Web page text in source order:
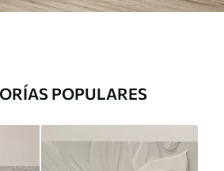
POPULARES